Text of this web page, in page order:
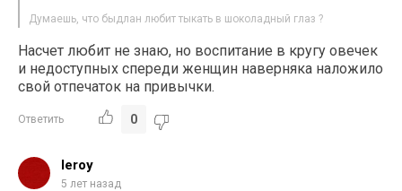
Думаешь, что быдлан любит тыкать в шоколадный глаз ?
Насчет любит не знаю, но воспитание в кругу овечек
и недоступных спереди женщин наверняка наложило
свой отпечаток на привычки.
Ответить 0
leroy
5 лет назад